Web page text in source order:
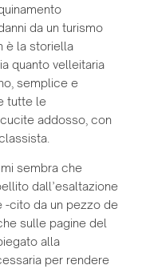
da un turismo
è la storiella
quanto velleitaria
semplice e
tutte le
addosso, con
sembra che
dall’esaltazione
-cito da un pezzo de
sulle pagine del
alla
per rendere